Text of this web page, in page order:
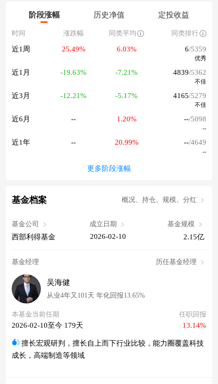
阶段涨幅 历史净值 定投收益
时间 涨跌幅 同类平均 同类排行
近1周 25.49% 6.03% 6/5359
优秀
近1月 -19.63% -7.21% 4839/5362
不佳
近3月 -12.21% -5.17% 4165/5279
不佳
近6月 -- 1.20% --/5098
--
近1年 -- 20.99% --/4649
--
更多阶段涨幅
基金档案 概况、持仓、规模、分红
基金公司
西部利得基金
成立日期
2026-02-10
基金规模
2.15亿
基金经理 历任基金经理
吴海健
从业4年又101天 年化回报13.65%
本基金当前任期
2026-02-10至今 179天
任职回报
13.14%
擅长宏观研判，擅长自上而下行业比较，能力圈覆盖科技
成长，高端制造等领域